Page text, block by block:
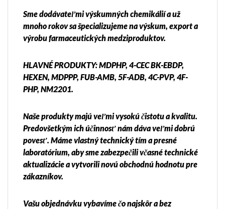
Sme dodávateľmi výskumných chemikálií a už
mnoho rokov sa špecializujeme na výskum, export a
výrobu farmaceutických medziproduktov.
HLAVNÉ PRODUKTY: MDPHP, 4-CEC BK-EBDP,
HEXEN, MDPPP, FUB-AMB, 5F-ADB, 4C-PVP, 4F-
PHP, NM2201.
Naše produkty majú veľmi vysokú čistotu a kvalitu.
Predovšetkým ich účinnosť nám dáva veľmi dobrú
povesť. Máme vlastný technický tím a presné
laboratórium, aby sme zabezpečili včasné technické
aktualizácie a vytvorili novú obchodnú hodnotu pre
zákazníkov.
Vašu objednávku vybavíme čo najskôr a bez